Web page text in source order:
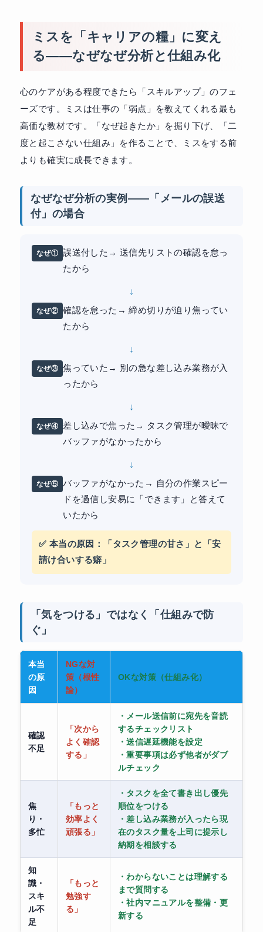
ミスを「キャリアの糧」に変え
る——なぜなぜ分析と仕組み化
心のケアがある程度できたら「スキルアップ」のフェ
ーズです。ミスは仕事の「弱点」を教えてくれる最も
高価な教材です。「なぜ起きたか」を掘り下げ、「二
度と起こさない仕組み」を作ることで、ミスをする前
よりも確実に成長できます。
なぜなぜ分析の実例——「メールの誤送
付」の場合
なぜ①
誤送付した→ 送信先リストの確認を怠っ
たから
↓
なぜ②
確認を怠った→ 締め切りが迫り焦ってい
たから
↓
なぜ③
焦っていた→ 別の急な差し込み業務が入
ったから
↓
なぜ④
差し込みで焦った→ タスク管理が曖昧で
バッファがなかったから
↓
なぜ⑤
バッファがなかった→ 自分の作業スピー
ドを過信し安易に「できます」と答えて
いたから
✅ 本当の原因：「タスク管理の甘さ」と「安
請け合いする癖」
「気をつける」ではなく「仕組みで防
ぐ」
本当
の原
因
NGな対
策（根性
論）
OKな対策（仕組み化）
確認
不足
「次から
よく確認
する」
・メール送信前に宛先を音読
するチェックリスト
・送信遅延機能を設定
・重要事項は必ず他者がダブ
ルチェック
焦
り・
多忙
「もっと
効率よく
頑張る」
・タスクを全て書き出し優先
順位をつける
・差し込み業務が入ったら現
在のタスク量を上司に提示し
納期を相談する
知
識・
スキ
ル不
足
「もっと
勉強す
る」
・わからないことは理解する
まで質問する
・社内マニュアルを整備・更
新する